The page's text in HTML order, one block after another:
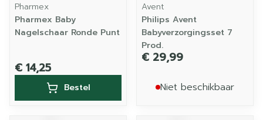
Pharmex
Pharmex Baby
Nagelschaar Ronde Punt
€ 14,25
Bestel
Avent
Philips Avent
Babyverzorgingsset 7
Prod.
€ 29,99
Niet beschikbaar